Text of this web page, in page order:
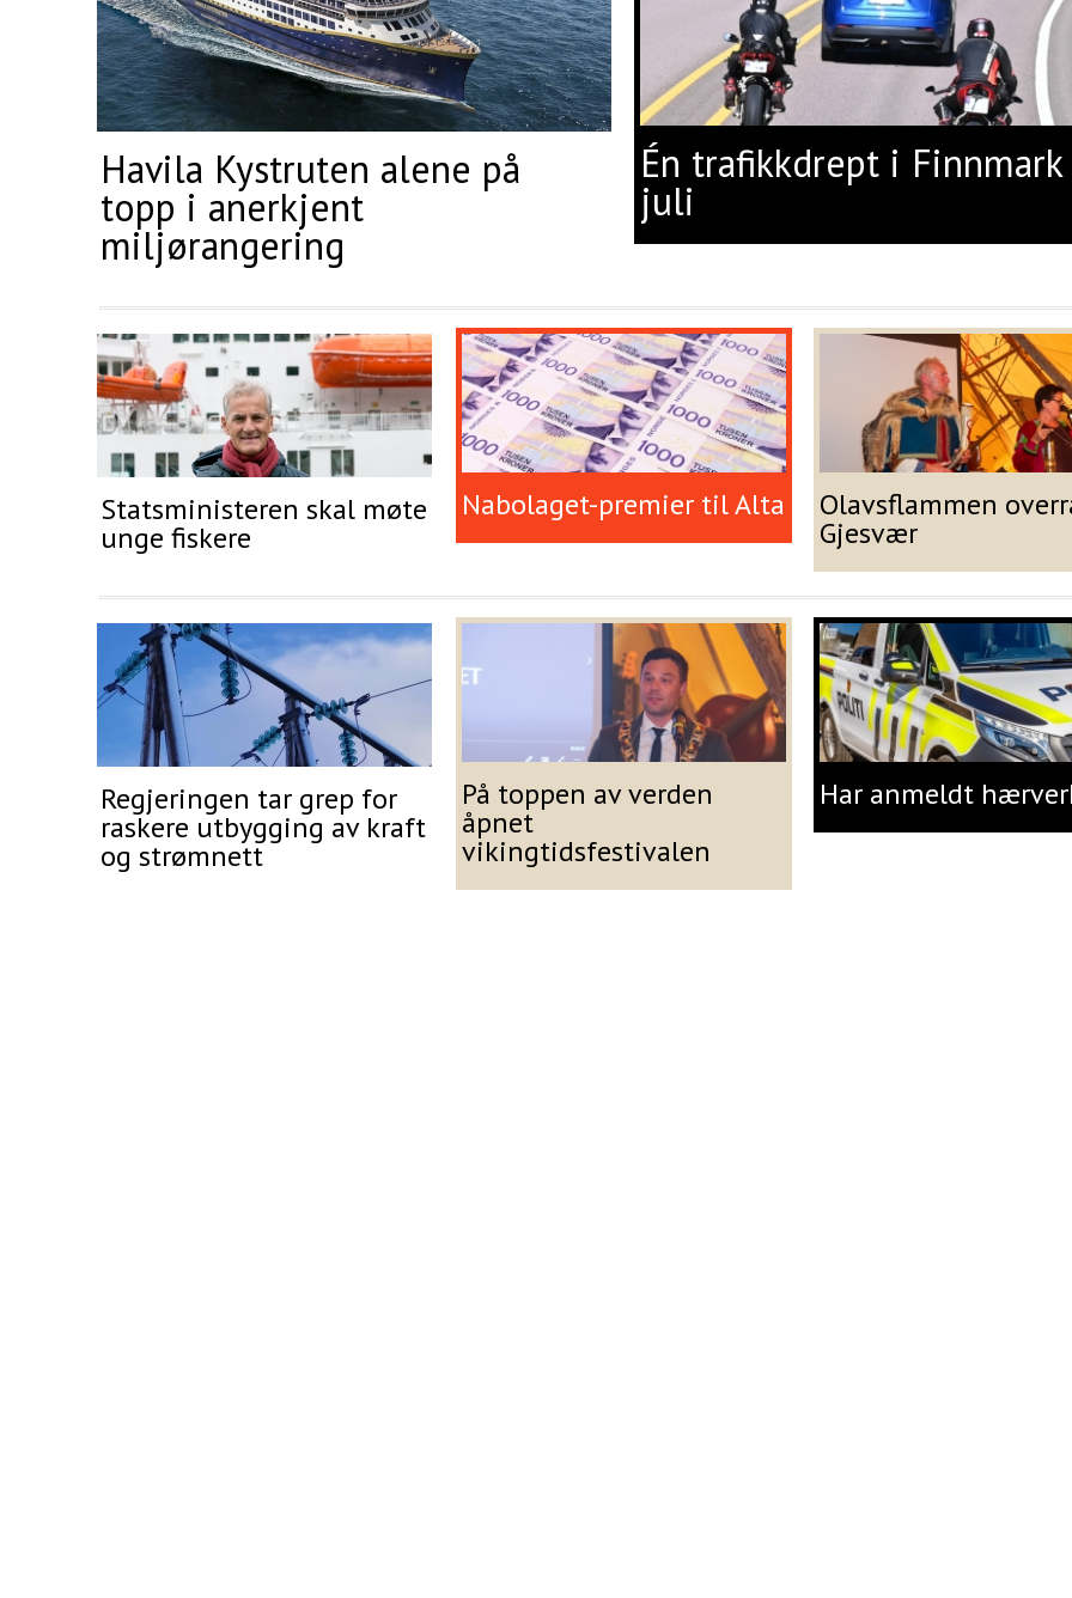
Havila Kystruten alene på
topp i anerkjent
miljørangering
Én trafikkdrept i
juli
Statsministeren skal møte
unge fiskere
Nabolaget-premier til Alta Olavsflammen
Gjesvær
Regjeringen tar grep for
raskere utbygging av kraft
og strømnett
På toppen av verden
åpnet
vikingtidsfestivalen
Har anmeldt